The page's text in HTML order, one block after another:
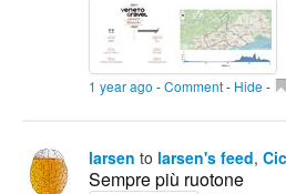
1 year ago -Comment- Hide -
larsen to larsen's feed,
Sempre più ruotone